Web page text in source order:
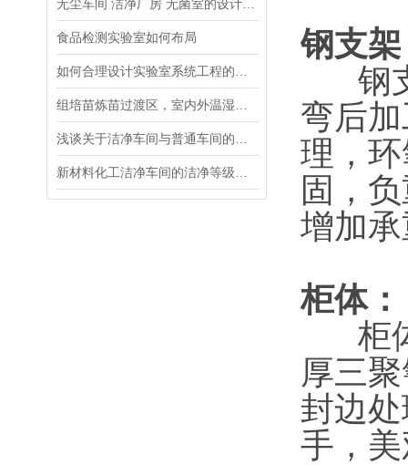
食品检测实验室如何布局
钢支
钢
弯后
理，
固，
增加
柜体：
柜
厚三
封边
手，